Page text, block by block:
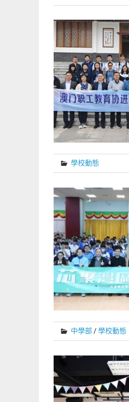
學校動態
中學部/學校動態